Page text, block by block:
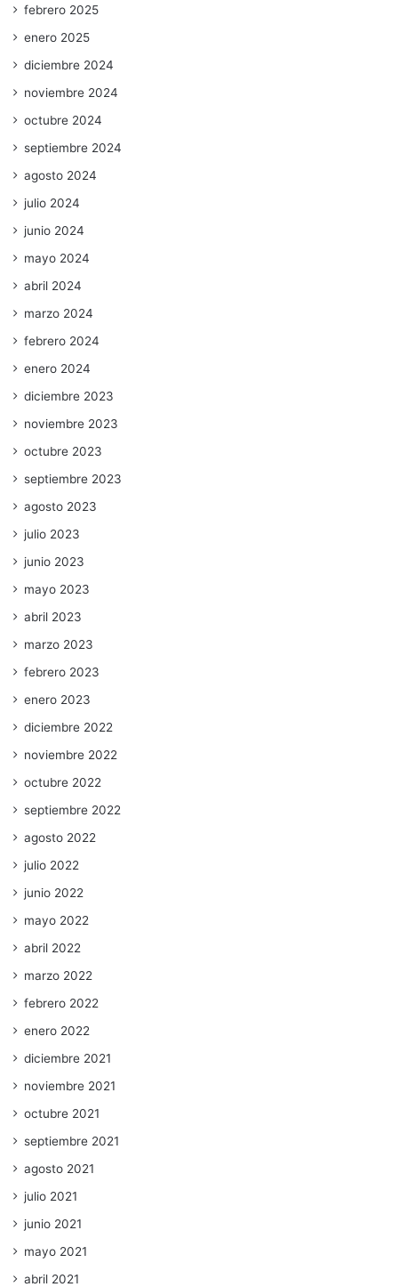
febrero 2025
enero 2025
diciembre 2024
noviembre 2024
octubre 2024
septiembre 2024
agosto 2024
julio 2024
junio 2024
mayo 2024
abril 2024
marzo 2024
febrero 2024
enero 2024
diciembre 2023
noviembre 2023
octubre 2023
septiembre 2023
agosto 2023
julio 2023
junio 2023
mayo 2023
abril 2023
marzo 2023
febrero 2023
enero 2023
diciembre 2022
noviembre 2022
octubre 2022
septiembre 2022
agosto 2022
julio 2022
junio 2022
mayo 2022
abril 2022
marzo 2022
febrero 2022
enero 2022
diciembre 2021
noviembre 2021
octubre 2021
septiembre 2021
agosto 2021
julio 2021
junio 2021
mayo 2021
abril 2021